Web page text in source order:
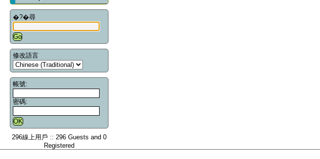
�?�尋
修改語言
帳號:
密碼:
296線上用戶 :: 296 Guests and 0
Registered